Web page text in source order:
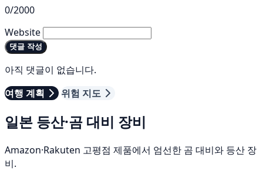
0/2000
Website
댓글 작성
아직 댓글이 없습니다.
여행 계획
위험 지도
일본 등산·곰 대비 장비
Amazon·Rakuten 고평점 제품에서 엄선한 곰 대비와 등산 장
비.